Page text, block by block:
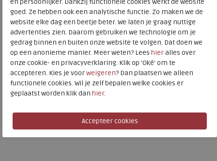
FitFlop
Toon alles vanFitFlop
Naar allesneakers / veterschoenen
Naar alleFitFlop sneakers / veterschoenen
Uitneembaar voetbed nee
Is dit iets voor u?
en persoonlijker. Dankzij functionele cookies werkt de website
goed. Ze hebben ook een analytische functie. Zo maken we de
website elke dag een beetje beter. We laten je graag nuttige
advertenties zien. Daarom gebruiken we technologie om je
gedrag binnen en buiten onze website te volgen. Dat doen we
op een anonieme manier. Meer weten? Lees hieralles over
onze cookie- en privacyverklaring. Klik op 'Oké' om te
accepteren. Kies je voorweigeren? Dan plaatsen we alleen
functionele cookies. Wil je zelf bepalen welke cookies er
geplaatst worden klik dan hier.